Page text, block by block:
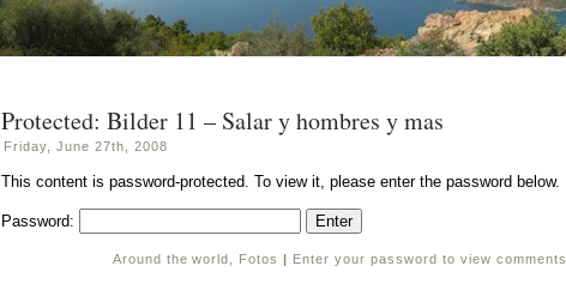
Protected: Bilder 11 – Salar y hombres y mas
Friday, June 27th, 2008
This content is password-protected. To view it, please enter the password below.
Password:
Around the world Fotos | Enter your password to view comments.